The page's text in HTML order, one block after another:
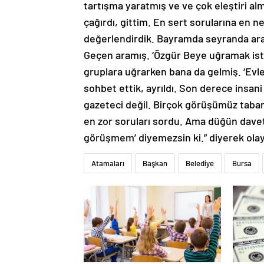
tartışma yaratmış ve ve çok eleştiri
çağırdı, gittim. En sert sorularına en
değerlendirdik. Bayramda seyranda
Geçen aramış. ‘Özgür Beye uğramak
gruplara uğrarken bana da gelmiş.
sohbet ettik, ayrıldı. Son derece
gazeteci değil. Birçok görüşümüz
en zor soruları sordu. Ama düğün
görüşmem’ diyemezsin ki.” diyerek
Atamaları Başkan Belediye Bursa